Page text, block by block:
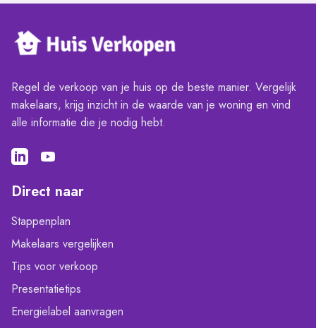
Regel de verkoop van je huis op de beste manier. Vergelijk
makelaars, krijg inzicht in de waarde van je woning en vind
alle informatie die je nodig hebt.
Direct naar
Stappenplan
Makelaars vergelijken
Tips voor verkoop
Presentatietips
Energielabel aanvragen